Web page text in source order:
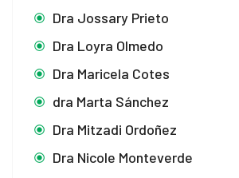
Panel
Panel
Panel
panel
Dra Jossary Prieto
Dra Loyra Olmedo
Dra Maricela Cotes
dra Marta Sánchez
Dra Mitzadi Ordoñez
Dra Nicole Monteverde